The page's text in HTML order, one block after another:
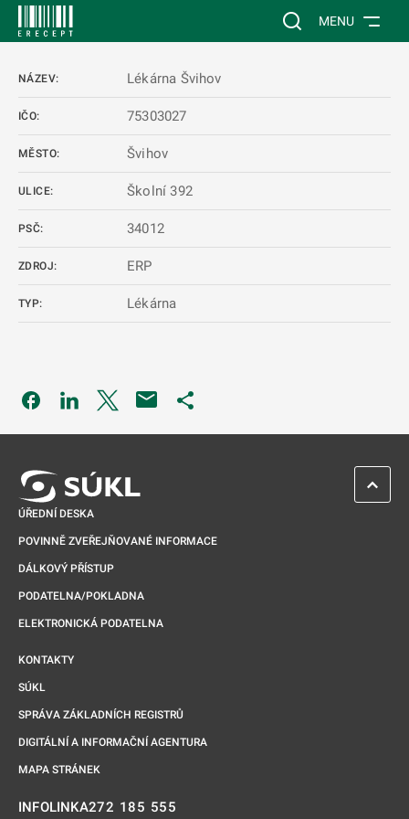
Vyhledávání na
MENU
NÁZEV: Lékárna Švihov
IČO: 75303027
MĚSTO: Švihov
ULICE: Školní 392
PSČ: 34012
ZDROJ: ERP
TYP: Lékárna
Odkaz se otevře na nové kartě
Odkaz se otevře na nové kartě
Odkaz se otevře na nové kartě
ÚŘEDNÍ DESKA
POVINNĚ ZVEŘEJŇOVANÉ INFORMACE
DÁLKOVÝ PŘÍSTUP
PODATELNA/POKLADNA
ELEKTRONICKÁ PODATELNA
KONTAKTY
SÚKL
SPRÁVA ZÁKLADNÍCH REGISTRŮ
DIGITÁLNÍ A INFORMAČNÍ AGENTURA
MAPA STRÁNEK
INFOLINKA272 185 555
ZPĚT